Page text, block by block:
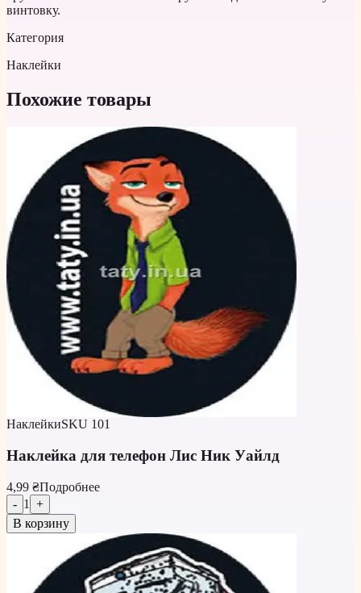
винтовку.
Категория
Наклейки
Похожие товары
НаклейкиSKU 101
Наклейка для телефон Лис Ник Уайлд
4,99 ₴Подробнее
- 1
+
В корзину